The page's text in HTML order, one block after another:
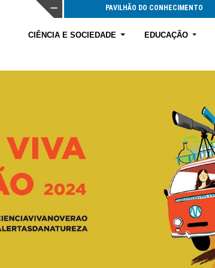
PAVILHÃO DO CONHECIMENTO
CIÊNCIA E SOCIEDADE EDUCAÇÃO